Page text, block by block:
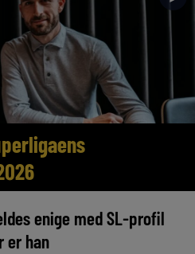
enige med SL-profil
er han